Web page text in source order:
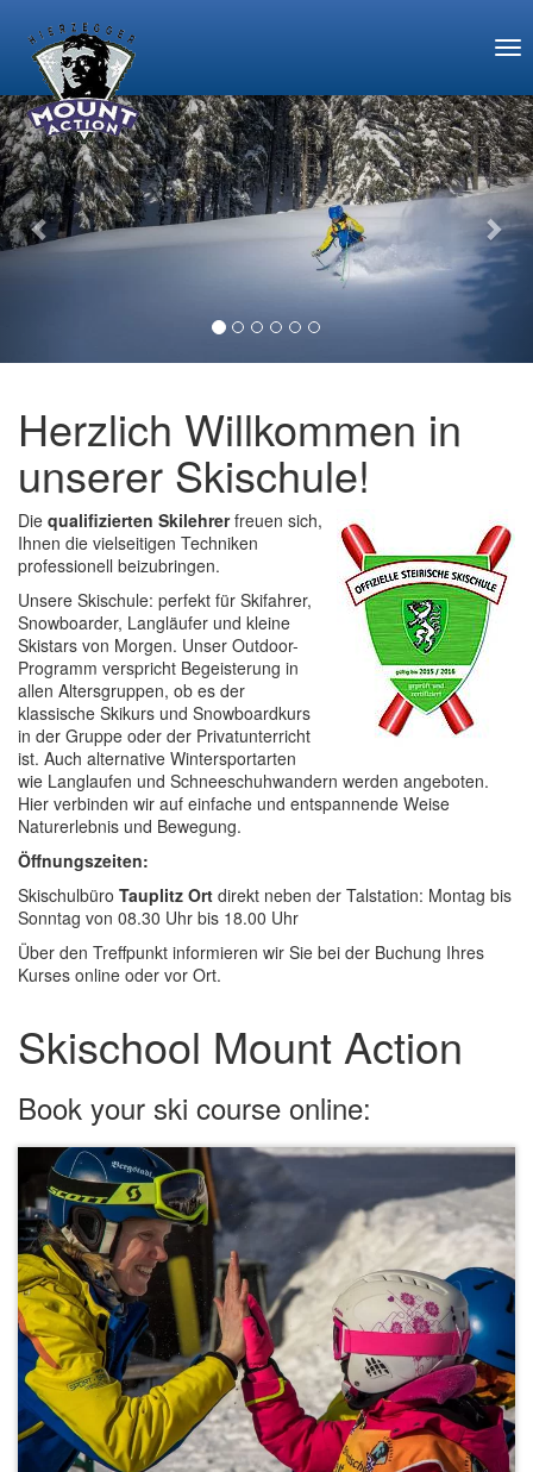
Previous
Herzlich Willkommen in
unserer Skischule!
Die qualifizierten Skilehrerfreuen sich,
Ihnen die vielseitigen Techniken
professionell beizubringen.
Unsere Skischule: perfekt für Skifahrer,
Snowboarder, Langläufer und kleine
Skistars von Morgen. Unser Outdoor-
Programm verspricht Begeisterung in
allen Altersgruppen, ob es der
klassische Skikurs und Snowboardkurs
in der Gruppe oder der Privatunterricht
ist. Auch alternative Wintersportarten
wie Langlaufen und Schneeschuhwandern werden angeboten.
Hier verbinden wir auf einfache und entspannende Weise
Naturerlebnis und Bewegung.
Öffnungszeiten:
Skischulbüro Tauplitz Ort direkt neben der Talstation: Montag bis
Sonntag von 08.30 Uhr bis 18.00 Uhr
Über den Treffpunkt informieren wir Sie bei der Buchung Ihres
Kurses online oder vor Ort.
Skischool Mount Action
Book your ski course online: